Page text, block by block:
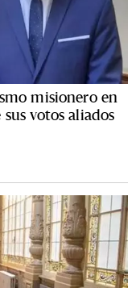
misionero en
votos aliados